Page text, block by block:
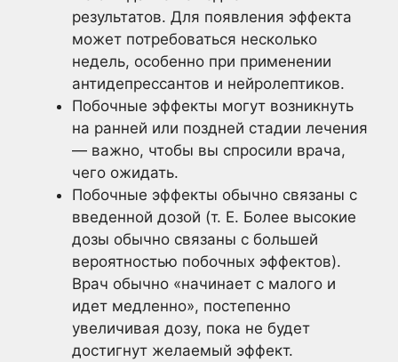
результатов. Для появления эффекта
может потребоваться несколько
недель, особенно при применении
антидепрессантов и нейролептиков.
Побочные эффекты могут возникнуть
на ранней или поздней стадии лечения
— важно, чтобы вы спросили врача,
чего ожидать.
Побочные эффекты обычно связаны с
введенной дозой (т. Е. Более высокие
дозы обычно связаны с большей
вероятностью побочных эффектов).
Врач обычно «начинает с малого и
идет медленно», постепенно
увеличивая дозу, пока не будет
достигнут желаемый эффект.